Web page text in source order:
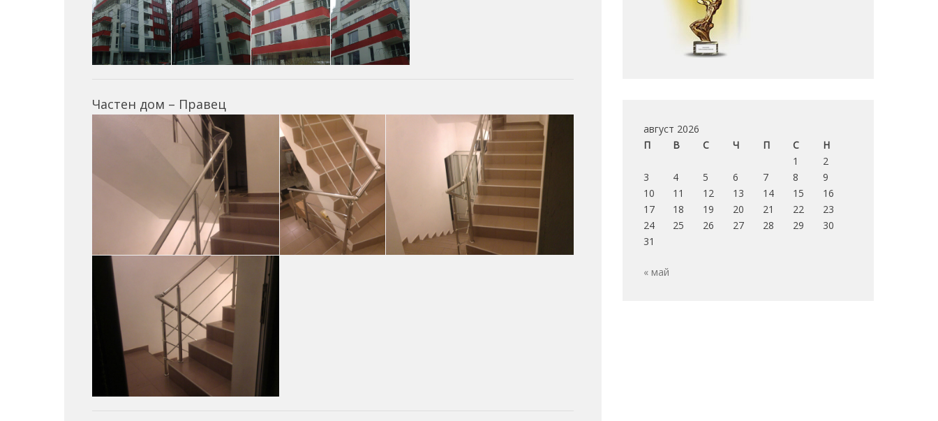
Частен дом – Правец
август 2026
П
В С Ч П С
Н
1
2
3
4 5 6 7 8
9
10
11 12 13 14 15
16
17
18 19 20 21 22
23
24
25 26 27 28 29
30
31
« май